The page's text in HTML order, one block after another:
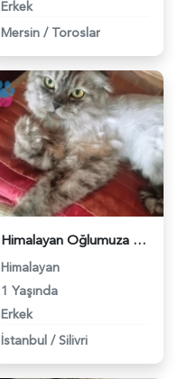
Erkek
Mersin / Toroslar
Himalayan Oğlumuza eş arıyoruz - 118979216
Himalayan
1 Yaşında
Erkek
İstanbul / Silivri